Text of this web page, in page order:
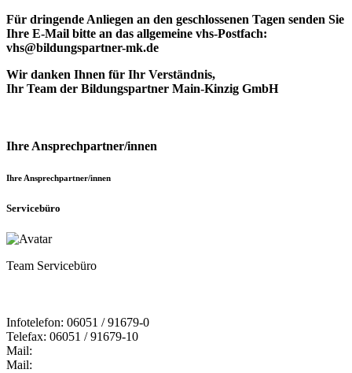
Für dringende Anliegen an den geschlossenen Tagen senden Sie
Ihre E-Mail bitte an das allgemeine vhs-Postfach:
vhs@bildungspartner-mk.de
Wir danken Ihnen für Ihr Verständnis,
Ihr Team der Bildungspartner Main-Kinzig GmbH
Ihre Ansprechpartner/innen
Ihre Ansprechpartner/innen
Servicebüro
Team Servicebüro
Infotelefon: 06051 / 91679-0
Telefax: 06051 / 91679-10
Mail:
Mail: